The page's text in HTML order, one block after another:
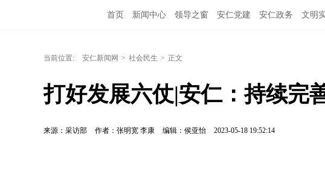
首页 新闻中心 领导之窗 安仁党建 安仁政务 文明
当前位置: 安仁新闻网 > 社会民生 > 正文
打好发展六仗|安仁：持续完
来源：采访部 作者：张明宽 李康 编辑：侯亚怡 2023-05-18 19:52:14